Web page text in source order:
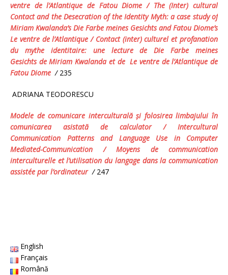
ventre de l’Atlantique de Fatou Diome / The (Inter) cultural
Contact and the Desecration of the Identity Myth: a case study of
Miriam Kwalanda’sDie Farbe meines GesichtsandFatou Diome’s
Le ventre de l’Atlantique / Contact (inter) culturel et profanation
du mythe identitaire: une lecture deDie Farbe meines
Gesichts de Miriam Kwalanda et de Le ventre de l’Atlantiquede
Fatou Diome / 235
ADRIANA TEODORESCU
Modele de comunicare interculturală şi folosirea limbajului în
comunicarea asistatăde calculator / Intercultural
Communication Patterns and Language Use in Computer
Mediated-Communication
/ Moyens de communication
interculturelle et l’utilisation du langage dans la communication
assistée par l’ordinateur / 247
English
Français
Română